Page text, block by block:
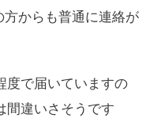
からも普通に連絡が
度で届いていますの
間違いさそうです